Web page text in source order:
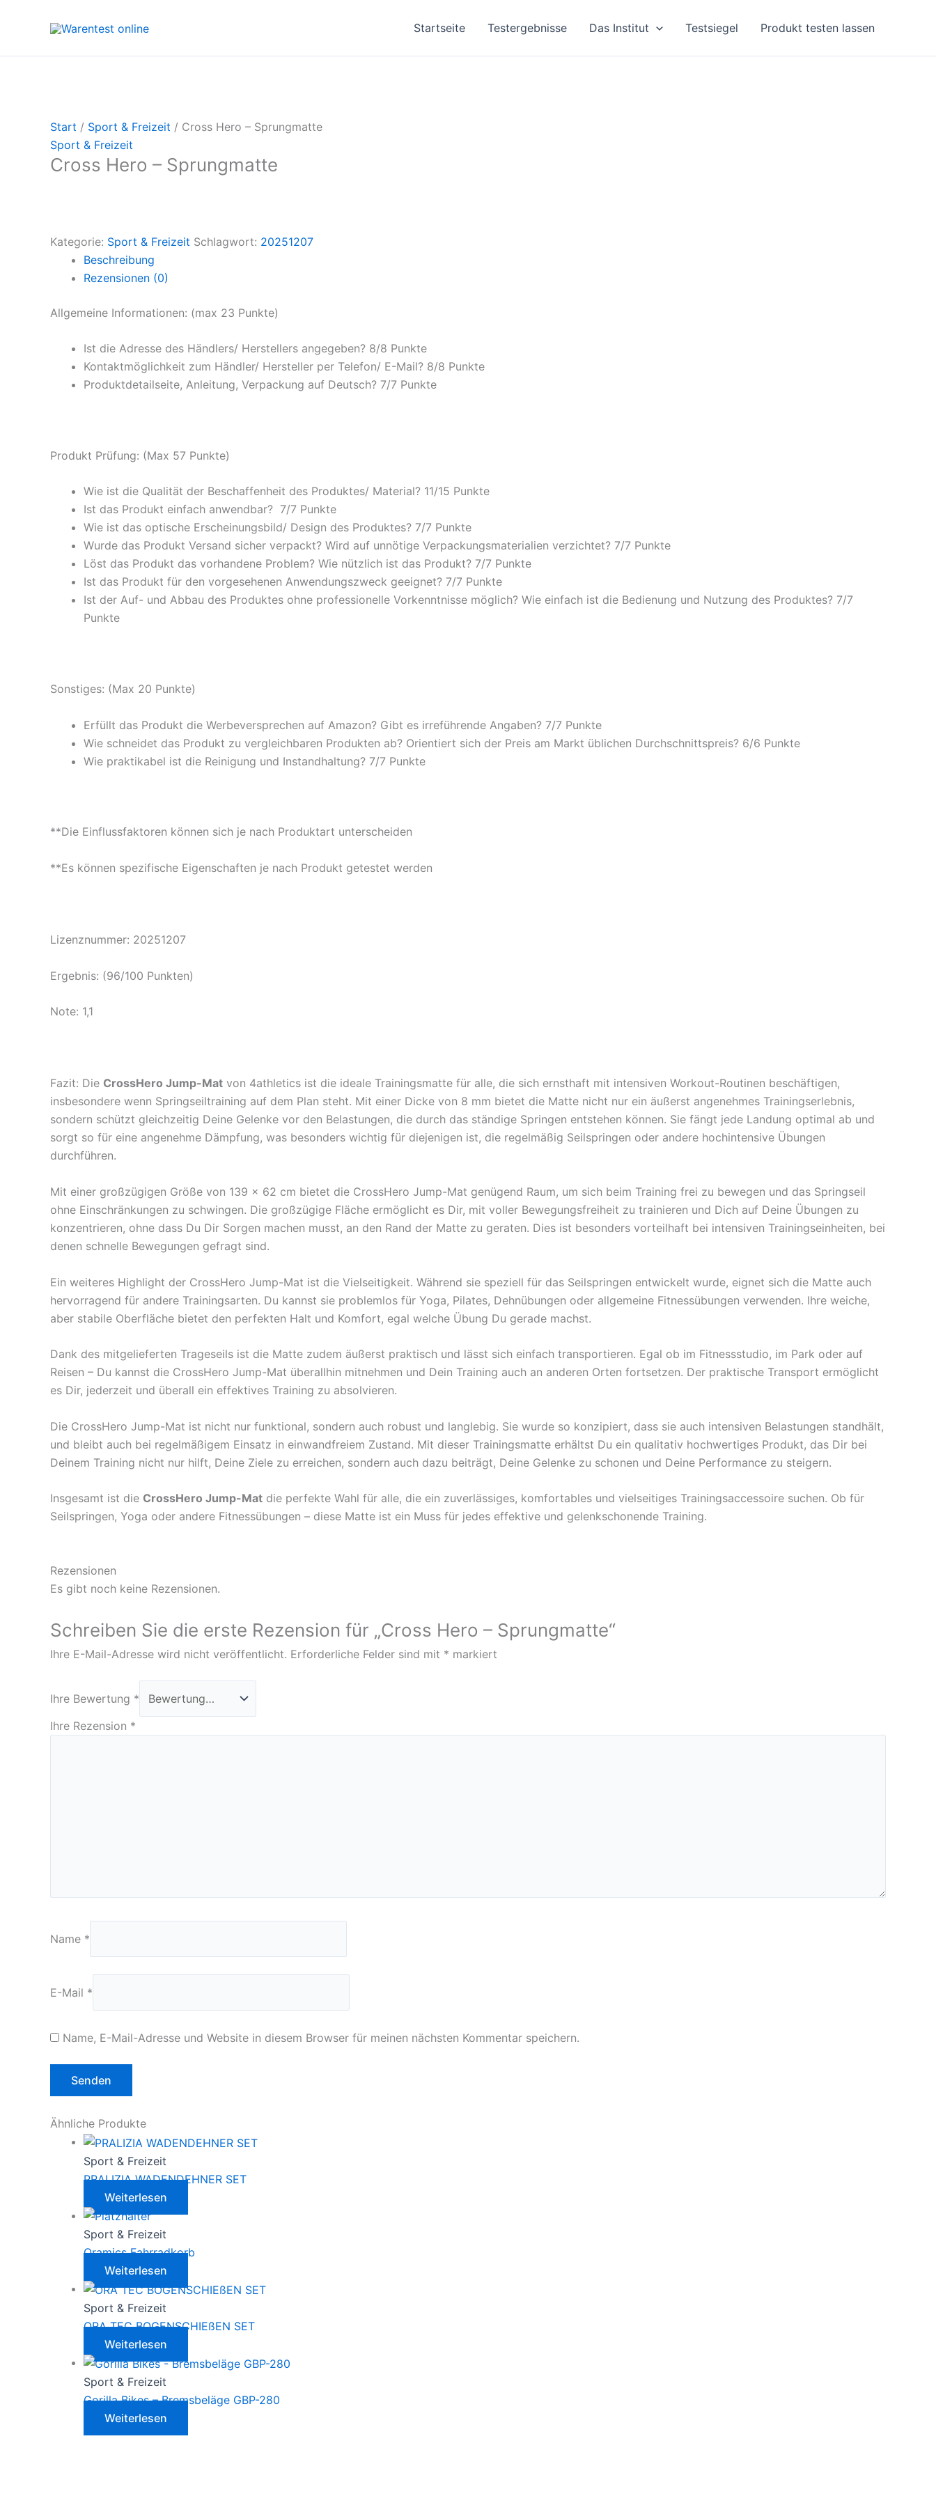
Startseite Testergebnisse Das Institut Testsiegel Produkt testen lassen
Start / Sport & Freizeit / Cross Hero – Sprungmatte
Sport & Freizeit
Cross Hero – Sprungmatte
Kategorie: Sport & Freizeit Schlagwort: 20251207
Beschreibung
Rezensionen (0)
Allgemeine Informationen: (max 23 Punkte)
Ist die Adresse des Händlers/ Herstellers angegeben? 8/8 Punkte
Kontaktmöglichkeit zum Händler/ Hersteller per Telefon/ E-Mail? 8/8 Punkte
Produktdetailseite, Anleitung, Verpackung auf Deutsch? 7/7 Punkte
Produkt Prüfung: (Max 57 Punkte)
Wie ist die Qualität der Beschaffenheit des Produktes/ Material? 11/15 Punkte
Ist das Produkt einfach anwendbar? 7/7 Punkte
Wie ist das optische Erscheinungsbild/ Design des Produktes? 7/7 Punkte
Wurde das Produkt Versand sicher verpackt? Wird auf unnötige Verpackungsmaterialien verzichtet? 7/7 Punkte
Löst das Produkt das vorhandene Problem? Wie nützlich ist das Produkt? 7/7 Punkte
Ist das Produkt für den vorgesehenen Anwendungszweck geeignet? 7/7 Punkte
Ist der Auf- und Abbau des Produktes ohne professionelle Vorkenntnisse möglich? Wie einfach ist die Bedienung und Nutzung des Produktes? 7/7
Punkte
Sonstiges: (Max 20 Punkte)
Erfüllt das Produkt die Werbeversprechen auf Amazon? Gibt es irreführende Angaben? 7/7 Punkte
Wie schneidet das Produkt zu vergleichbaren Produkten ab? Orientiert sich der Preis am Markt üblichen Durchschnittspreis? 6/6 Punkte
Wie praktikabel ist die Reinigung und Instandhaltung? 7/7 Punkte
**Die Einflussfaktoren können sich je nach Produktart unterscheiden
**Es können spezifische Eigenschaften je nach Produkt getestet werden
Lizenznummer: 20251207
Ergebnis: (96/100 Punkten)
Note: 1,1
Fazit: Die CrossHero Jump-Mat von 4athletics ist die ideale Trainingsmatte für alle, die sich ernsthaft mit intensiven Workout-Routinen beschäftigen,
insbesondere wenn Springseiltraining auf dem Plan steht. Mit einer Dicke von 8 mm bietet die Matte nicht nur ein äußerst angenehmes Trainingserlebnis,
sondern schützt gleichzeitig Deine Gelenke vor den Belastungen, die durch das ständige Springen entstehen können. Sie fängt jede Landung optimal ab und
sorgt so für eine angenehme Dämpfung, was besonders wichtig für diejenigen ist, die regelmäßig Seilspringen oder andere hochintensive Übungen
durchführen.
Mit einer großzügigen Größe von 139 x 62 cm bietet die CrossHero Jump-Mat genügend Raum, um sich beim Training frei zu bewegen und das Springseil
ohne Einschränkungen zu schwingen. Die großzügige Fläche ermöglicht es Dir, mit voller Bewegungsfreiheit zu trainieren und Dich auf Deine Übungen zu
konzentrieren, ohne dass Du Dir Sorgen machen musst, an den Rand der Matte zu geraten. Dies ist besonders vorteilhaft bei intensiven Trainingseinheiten, bei
denen schnelle Bewegungen gefragt sind.
Ein weiteres Highlight der CrossHero Jump-Mat ist die Vielseitigkeit. Während sie speziell für das Seilspringen entwickelt wurde, eignet sich die Matte auch
hervorragend für andere Trainingsarten. Du kannst sie problemlos für Yoga, Pilates, Dehnübungen oder allgemeine Fitnessübungen verwenden. Ihre weiche,
aber stabile Oberfläche bietet den perfekten Halt und Komfort, egal welche Übung Du gerade machst.
Dank des mitgelieferten Trageseils ist die Matte zudem äußerst praktisch und lässt sich einfach transportieren. Egal ob im Fitnessstudio, im Park oder auf
Reisen – Du kannst die CrossHero Jump-Mat überallhin mitnehmen und Dein Training auch an anderen Orten fortsetzen. Der praktische Transport ermöglicht
es Dir, jederzeit und überall ein effektives Training zu absolvieren.
Die CrossHero Jump-Mat ist nicht nur funktional, sondern auch robust und langlebig. Sie wurde so konzipiert, dass sie auch intensiven Belastungen standhält,
und bleibt auch bei regelmäßigem Einsatz in einwandfreiem Zustand. Mit dieser Trainingsmatte erhältst Du ein qualitativ hochwertiges Produkt, das Dir bei
Deinem Training nicht nur hilft, Deine Ziele zu erreichen, sondern auch dazu beiträgt, Deine Gelenke zu schonen und Deine Performance zu steigern.
Insgesamt ist die CrossHero Jump-Mat die perfekte Wahl für alle, die ein zuverlässiges, komfortables und vielseitiges Trainingsaccessoire suchen. Ob für
Seilspringen, Yoga oder andere Fitnessübungen – diese Matte ist ein Muss für jedes effektive und gelenkschonende Training.
Rezensionen
Es gibt noch keine Rezensionen.
Schreiben Sie die erste Rezension für „Cross Hero – Sprungmatte“
Ihre E-Mail-Adresse wird nicht veröffentlicht. Erforderliche Felder sind mit * markiert
Ihre Bewertung *
Ihre Rezension *
Name *
E-Mail *
Name, E-Mail-Adresse und Website in diesem Browser für meinen nächsten Kommentar speichern.
Ähnliche Produkte
Sport & Freizeit
PRALIZIA WADENDEHNER SET
Weiterlesen
Sport & Freizeit
Oramics Fahrradkorb
Weiterlesen
Sport & Freizeit
ORA TEC BOGENSCHIEßEN SET
Weiterlesen
Sport & Freizeit
Gorilla Bikes – Bremsbeläge GBP-280
Weiterlesen